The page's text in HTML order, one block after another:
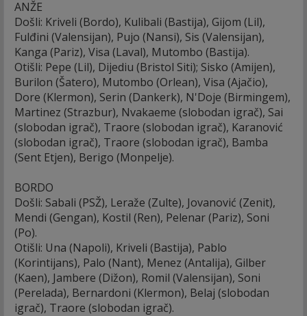
ANŽE
Došli: Kriveli (Bordo), Kulibali (Bastija), Gijom (Lil),
Fulđini (Valensijan), Pujo (Nansi), Sis (Valensijan),
Kanga (Pariz), Visa (Laval), Mutombo (Bastija).
Otišli: Pepe (Lil), Dijediu (Bristol Siti); Sisko (Amijen),
Burilon (Šatero), Mutombo (Orlean), Visa (Ajačio),
Dore (Klermon), Serin (Dankerk), N'Doje (Birmingem),
Martinez (Strazbur), Nvakaeme (slobodan igrač), Sai
(slobodan igrač), Traore (slobodan igrač), Karanović
(slobodan igrač), Traore (slobodan igrač), Bamba
(Sent Etjen), Berigo (Monpelje).
BORDO
Došli: Sabali (PSŽ), Leraže (Zulte), Jovanović (Zenit),
Mendi (Gengan), Kostil (Ren), Pelenar (Pariz), Soni
(Po).
Otišli: Una (Napoli), Kriveli (Bastija), Pablo
(Korintijans), Palo (Nant), Menez (Antalija), Gilber
(Kaen), Jambere (Dižon), Romil (Valensijan), Soni
(Perelada), Bernardoni (Klermon), Belaj (slobodan
igrač), Traore (slobodan igrač).